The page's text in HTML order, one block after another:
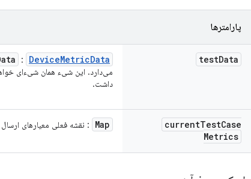
پارامترها
testData
: DeviceMetricData
می‌دارد. این شیء همان شیء‌ای
داشت.
currentTestCase
Metrics
Map : نقشه فعلی معیارهای